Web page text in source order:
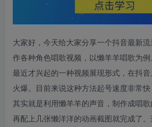
大家好，今天给大家分享一个抖音最新
作各种角色唱歌视频，以懒羊羊唱歌为
最近才兴起的一种视频展现形式，在抖
火爆。目前来说这种方法起号速度非常快
其实就是利用懒羊羊的声音，制作成唱
再配上几张懒洋洋的动画截图就完成了